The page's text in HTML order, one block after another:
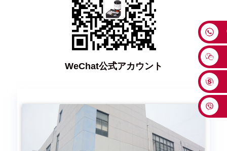
WeChat公式アカウント